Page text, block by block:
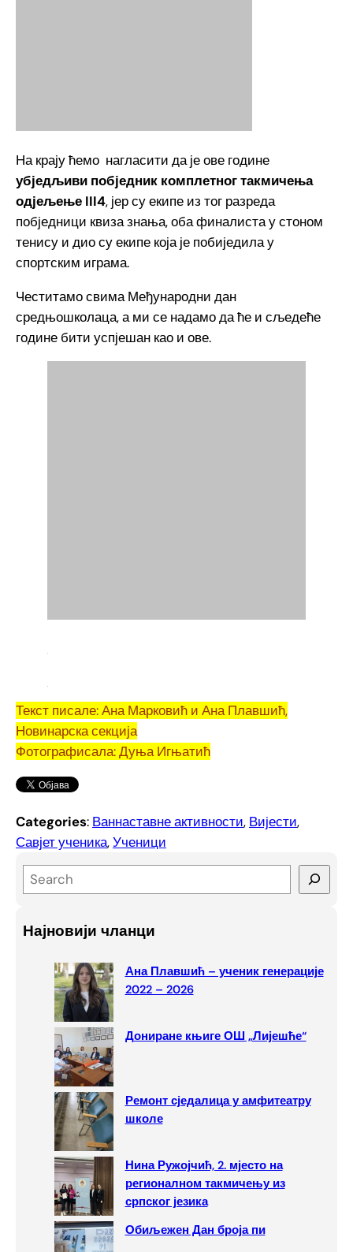
На крају ћемо нагласити да је ове године
убједљиви побједник комплетног такмичења
одјељење III4, јер су екипе из тог разреда
побједници квиза знања, оба финалиста у стоном
тенису и дио су екипе која је побиједила у
спортским играма.
Честитамо свима Међународни дан
средњошколаца, а ми се надамо да ће и сљедеће
године бити успјешан као и ове.
Текст писале: Ана Марковић и Ана Плавшић,
Новинарска секција
Фотографисала: Дуња Игњатић
Categories: Ваннаставне активности, Вијести
Савјет ученика, Ученици
e
rНајновији чланци
Ана Плавшић – ученик генерације
2022 – 2026
Дониране књиге ОШ „Лијешће“
Ремонт сједалица у амфитеатру
школе
Нина Ружојчић, 2. мјесто на
регионалном такмичењу из
српског језика
Обиљежен Дан броја пи